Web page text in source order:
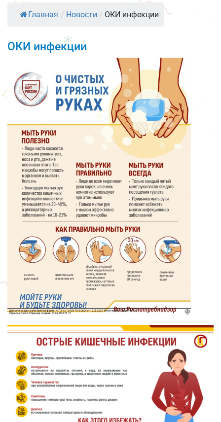
Главная / Новости / ОКИ инфекции
ОКИ инфекции